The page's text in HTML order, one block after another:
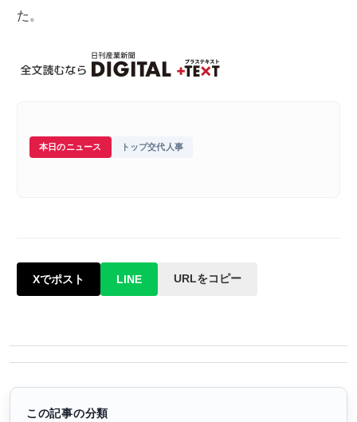
た。
本日のニュース トップ交代人事
Xでポスト LINE URLをコピー
この記事の分類